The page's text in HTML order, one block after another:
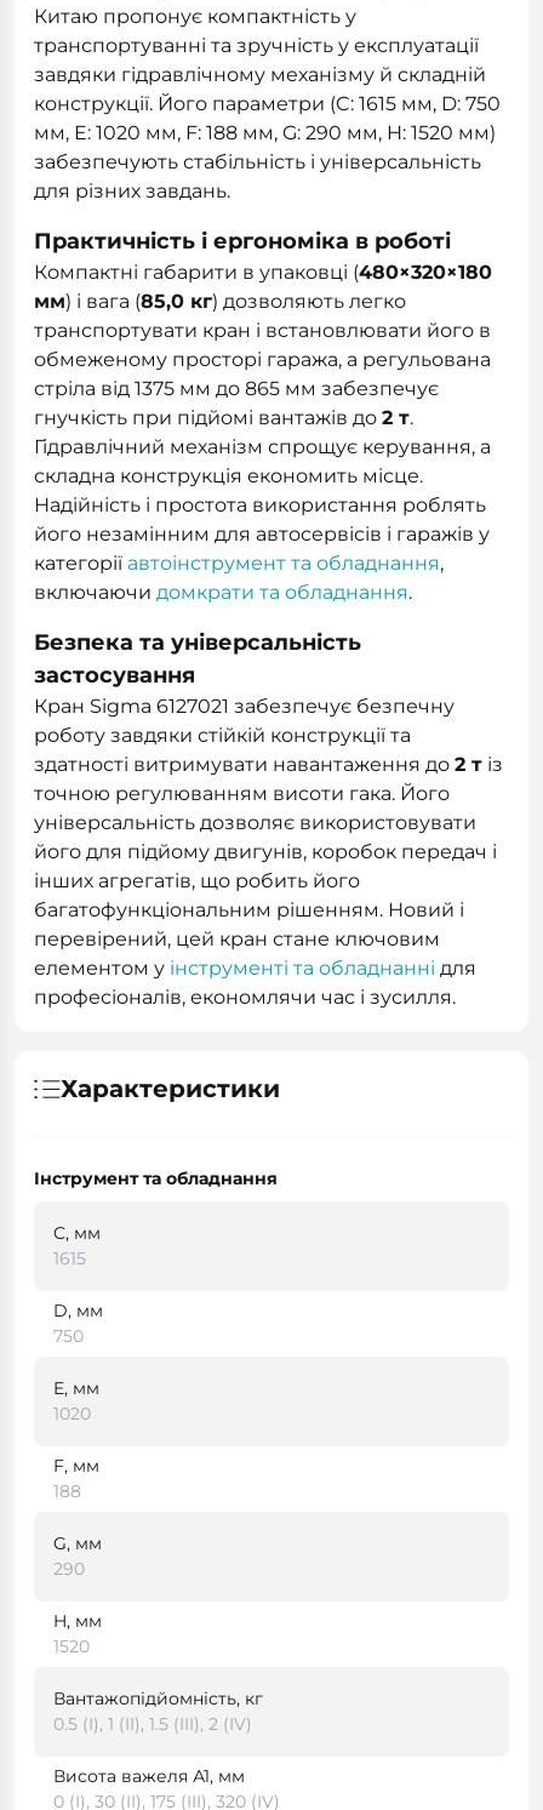
Китаю пропонує компактність у
транспортуванні та зручність у експлуатації
завдяки гідравлічному механізму й складній
конструкції. Його параметри (C: 1615 мм, D: 750
мм, E: 1020 мм, F: 188 мм, G: 290 мм, H: 1520 мм)
забезпечують стабільність і універсальність
для різних завдань.
Практичність і ергономіка в роботі
Компактні габарити в упаковці (480×320×180
мм) і вага (85,0 кг) дозволяють легко
транспортувати кран і встановлювати його в
обмеженому просторі гаража, а регульована
стріла від 1375 мм до 865 мм забезпечує
гнучкість при підйомі вантажів до 2 т.
Гідравлічний механізм спрощує керування, а
складна конструкція економить місце.
Надійність і простота використання роблять
його незамінним для автосервісів і гаражів у
категорії автоінструмент та обладнання,
включаючи домкрати та обладнання.
Безпека та універсальність
застосування
Кран Sigma 6127021 забезпечує безпечну
роботу завдяки стійкій конструкції та
здатності витримувати навантаження до 2 т із
точною регулюванням висоти гака. Його
універсальність дозволяє використовувати
його для підйому двигунів, коробок передач і
інших агрегатів, що робить його
багатофункціональним рішенням. Новий і
перевірений, цей кран стане ключовим
елементом у інструменті та обладнанні для
професіоналів, економлячи час і зусилля.
Характеристики
Інструмент та обладнання
C, мм
1615
D, мм
750
E, мм
1020
F, мм
188
G, мм
290
H, мм
1520
Вантажопідйомність, кг
0.5 (I), 1 (II), 1.5 (III), 2 (IV)
Висота важеля А1, мм
0 (I), 30 (II), 175 (III), 320 (IV)